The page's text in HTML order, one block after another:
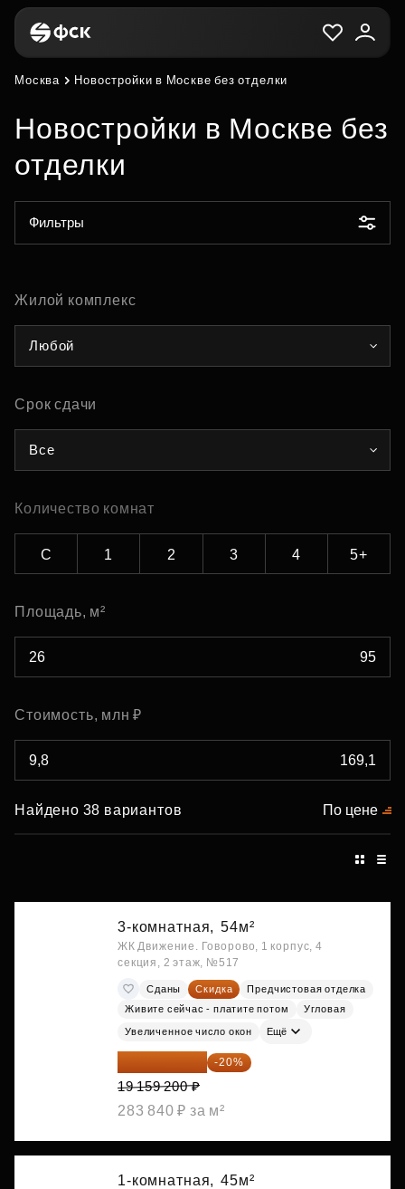
Москва Новостройки в Москве без отделки
Новостройки в Москве без
отделки
Фильтры
Жилой комплекс
Любой
Срок сдачи
Все
Количество комнат
С 1 2 3 4 5+
Площадь, м²
Стоимость, млн ₽
Найдено 38 вариантов По цене
3-комнатная, 54м²
ЖК Движение. Говорово, 1 корпус, 4
секция, 2 этаж, №517
Сданы Скидка
Предчистовая отделка
Живите сейчас - платите потом
Угловая
Увеличенное число окон Ещё
15 327 360 ₽ -20%
19 159 200 ₽
283 840 ₽ за м²
1-комнатная, 45м²